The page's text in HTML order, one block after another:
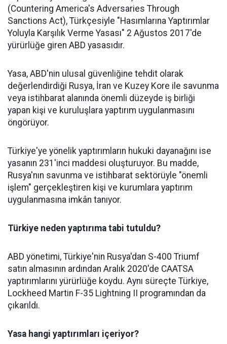
(Countering America's Adversaries Through
Sanctions Act), Türkçesiyle "Hasımlarına Yaptırımlar
Yoluyla Karşılık Verme Yasası" 2 Ağustos 2017'de
yürürlüğe giren ABD yasasıdır.
Yasa, ABD'nin ulusal güvenliğine tehdit olarak
değerlendirdiği Rusya, İran ve Kuzey Kore ile savunma
veya istihbarat alanında önemli düzeyde iş birliği
yapan kişi ve kuruluşlara yaptırım uygulanmasını
öngörüyor.
Türkiye'ye yönelik yaptırımların hukuki dayanağını ise
yasanın 231'inci maddesi oluşturuyor. Bu madde,
Rusya'nın savunma ve istihbarat sektörüyle "önemli
işlem" gerçekleştiren kişi ve kurumlara yaptırım
uygulanmasına imkân tanıyor.
Türkiye neden yaptırıma tabi tutuldu?
ABD yönetimi, Türkiye'nin Rusya'dan S-400 Triumf
satın almasının ardından Aralık 2020'de CAATSA
yaptırımlarını yürürlüğe koydu. Aynı süreçte Türkiye,
Lockheed Martin F-35 Lightning II programından da
çıkarıldı.
Yasa hangi yaptırımları içeriyor?